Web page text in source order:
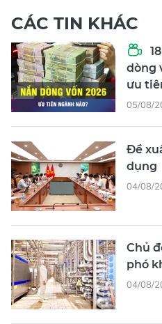
CÁC TIN KHÁC
dòng
ưu
05/08/
Đề
dụng
04/08/
Chủ
phó
04/08/